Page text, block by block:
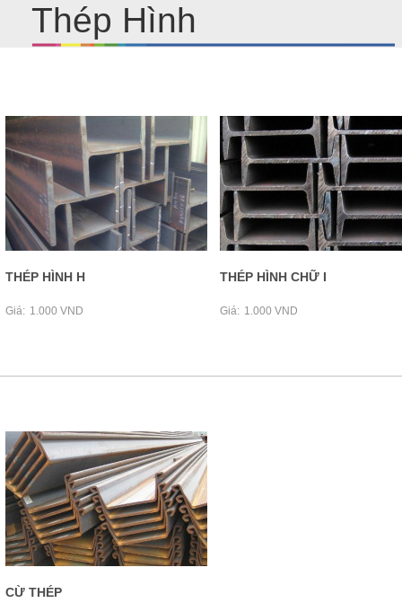
Thép Hình
THÉP HÌNH H
Giá: 1.000 VND
THÉP HÌNH CHỮ I
Giá: 1.000 VND
CỪ THÉP